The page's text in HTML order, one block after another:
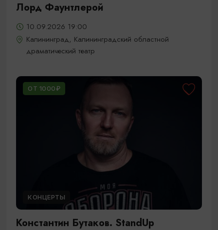
Лорд Фаунтлерой
10.09.2026 19:00
Калининград, Калининградский областной
драматический театр
ОТ 1000₽
КОНЦЕРТЫ
Константин Бутаков. StandUp